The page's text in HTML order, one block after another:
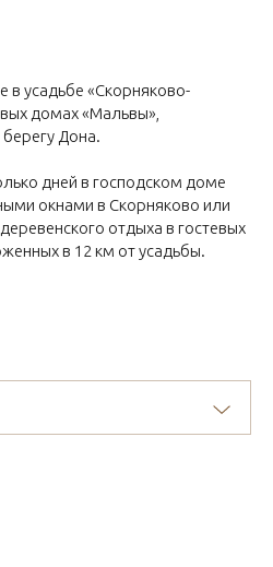
в усадьбе «Скорняково-
домах «Мальвы»,
Дона.
дней в господском доме
окнами в Скорняково или
отдыха в гостевых
в 12 км от усадьбы.